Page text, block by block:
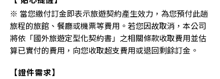
※ 當您繳付訂金即表示旅遊契約產生效力，為您預付此趟
旅程的旅館、餐廳或機票等費用。若您因故取消，本公司
將依「國外旅遊定型化契約書」之相關條款收取費用並估
算已實付的費用，向您收取超支費用或退回剩餘訂金。
【證件需求】